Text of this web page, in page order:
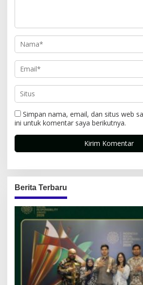
Simpan nama, email, dan situs web
ini untuk komentar saya berikutnya.
Berita Terbaru